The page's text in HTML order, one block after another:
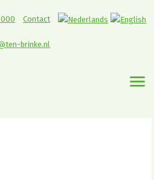
Contact
brinke.nl